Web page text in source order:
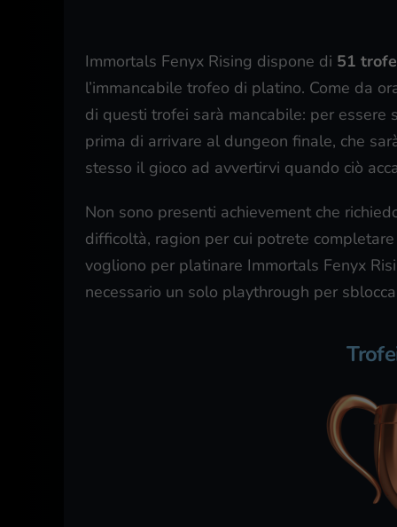
Immortals Fenyx Rising dispone di 51
l’immancabile trofeo di platino. Come da
di questi trofei sarà mancabile: per
prima di arrivare al dungeon finale, che
stesso il gioco ad avvertirvi quando ciò
Non sono presenti achievement che
difficoltà, ragion per cui potrete
vogliono per platinare Immortals Fenyx
necessario un solo playthrough per